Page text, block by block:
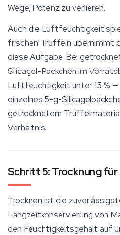
Wege, Potenz zu verlieren.
Auch die Luftfeuchtigkeit
frischen Trüffeln übernimmt
diese Aufgabe. Bei
Silicagel-Päckchen im
Luftfeuchtigkeit unter 15 % —
einzelnes 5-g-
getrocknetem
Verhältnis.
Schritt 5: Trocknung
Trocknen ist die
Langzeitkonservierung von
den Feuchtigkeitsgehalt auf